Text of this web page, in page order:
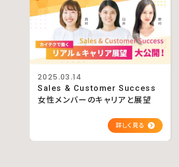
2025.03.14
Sales & Customer Success
女性メンバーのキャリアと展望